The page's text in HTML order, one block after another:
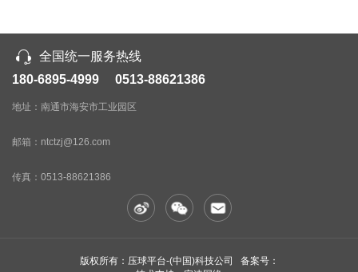
全国统一服务热线
180-6895-4999 0513-88621386
地址：南通市海安市工业园区
邮箱：ntctzj@126.com
传真： 0513-88621386
版权所有：压球平台-(中国)科技公司 备案号：